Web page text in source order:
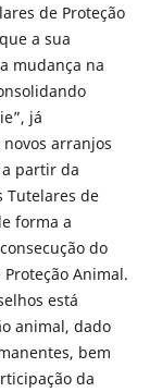
de Proteção
a sua
mudança na
já
arranjos
partir da
Tutelares de
forma a
do
Animal.
está
animal, dado
bem
da